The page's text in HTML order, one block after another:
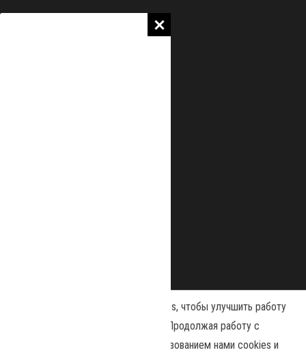
Наш сайт использует файлы cookies, чтобы улучшить работу
и повысить эффективность сайта. Продолжая работу с
сайтом, вы соглашаетесь с использованием нами cookies и